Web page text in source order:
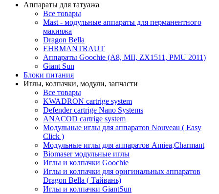
Аппараты для татуажа
Все товары
Mast - модульные аппараты для перманентного
макияжа
Dragon Bella
EHRMANTRAUT
Аппараты Goochie (A8, MII, ZX1511, PMU 2011)
Giant Sun
Блоки питания
Иглы, колпачки, модули, запчасти
Все товары
KWADRON cartrige system
Defender cartrige Nano Systems
ANACOD cartrige system
Модульные иглы для аппаратов Nouveau ( Easy
Click )
Модульные иглы для аппаратов Amiea,Charmant
Biomaser модульные иглы
Иглы и колпачки Goochie
Иглы и колпачки для оригинальных аппаратов
Dragon Bella ( Тайвань)
Иглы и колпачки GiantSun